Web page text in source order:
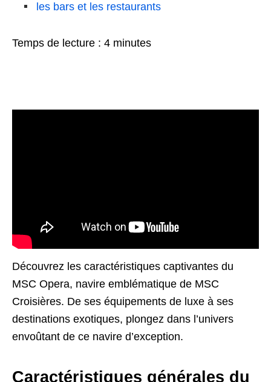
les bars et les restaurants
Temps de lecture : 4 minutes
Découvrez les caractéristiques captivantes du
MSC Opera, navire emblématique de MSC
Croisières. De ses équipements de luxe à ses
destinations exotiques, plongez dans l’univers
envoûtant de ce navire d’exception.
Caractéristiques générales du